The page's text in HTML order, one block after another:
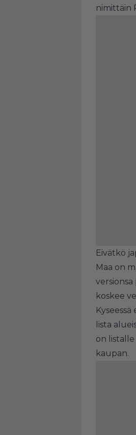
nimittäin
Eivätkö
Maa on
versionsa
koskee
lista
on
kaupan.